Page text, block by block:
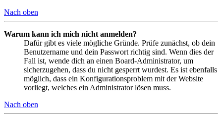
Nach oben
Warum kann ich mich nicht anmelden?
Dafür gibt es viele mögliche Gründe. Prüfe zunächst, ob dein
Benutzername und dein Passwort richtig sind. Wenn dies der
Fall ist, wende dich an einen Board-Administrator, um
sicherzugehen, dass du nicht gesperrt wurdest. Es ist ebenfalls
möglich, dass ein Konfigurationsproblem mit der Website
vorliegt, welches ein Administrator lösen muss.
Nach oben